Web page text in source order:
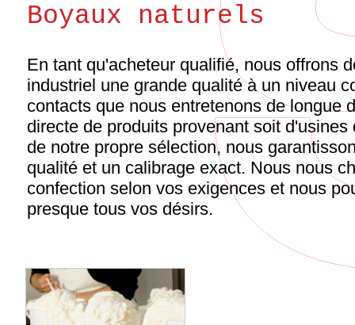
Boyaux naturels
En tant qu'acheteur qualifié, nous offrons
industriel une grande qualité à un niveau
contacts que nous entretenons de longue
directe de produits provenant soit
de notre propre sélection, nous
qualité et un calibrage exact. Nous nous
confection selon vos exigences et nous
presque tous vos désirs.